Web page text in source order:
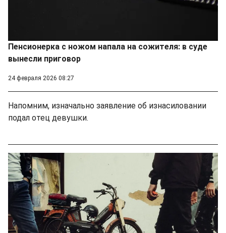
Пенсионерка с ножом напала на сожителя: в суде
вынесли приговор
24 февраля 2026 08:27
Напомним, изначально заявление об изнасиловании
подал отец девушки.